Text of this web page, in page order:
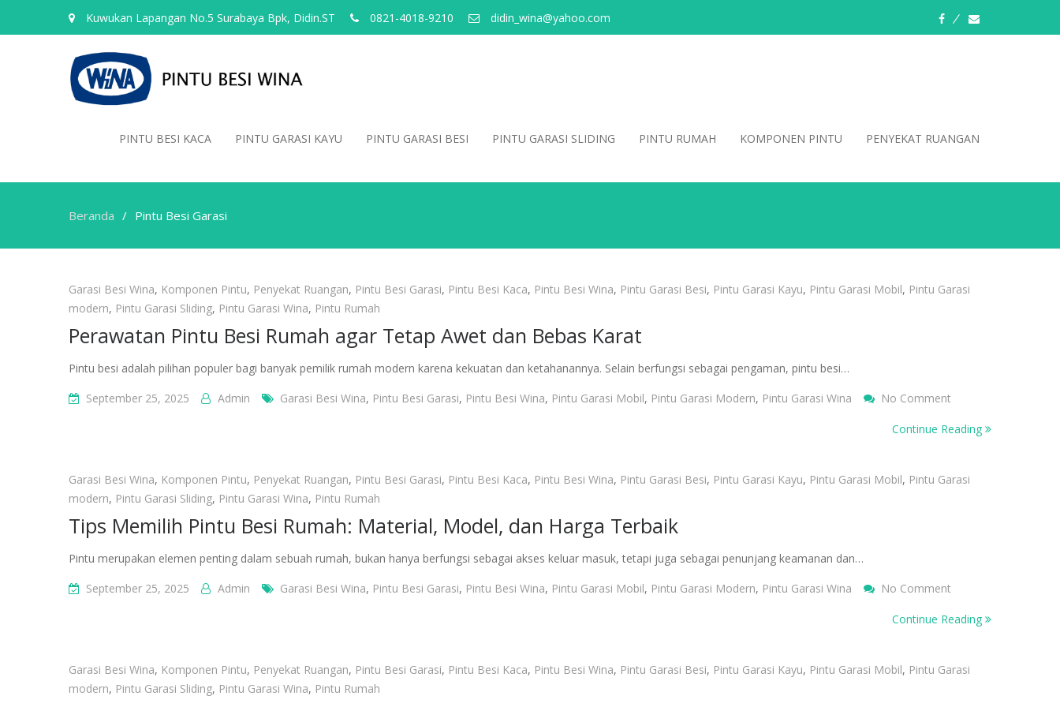
Kuwukan Lapangan No.5 Surabaya Bpk, Didin.ST 0821-4018-9210 didin_wina@yahoo.com
fb email
PINTU BESI KACA PINTU GARASI KAYU PINTU GARASI BESI PINTU GARASI SLIDING PINTU RUMAH KOMPONEN PINTU PENYEKAT RUANGAN
Beranda Pintu Besi Garasi
Pintu
Besi
Garasi
Garasi Besi Wina, Komponen Pintu, Penyekat Ruangan, Pintu Besi Garasi, Pintu Besi Kaca, Pintu Besi Wina, Pintu Garasi Besi, Pintu Garasi Kayu, Pintu Garasi Mobil, Pintu Garasi
modern, Pintu Garasi Sliding, Pintu Garasi Wina, Pintu Rumah
Perawatan Pintu Besi Rumah agar Tetap Awet dan Bebas Karat
Pintu besi adalah pilihan populer bagi banyak pemilik rumah modern karena kekuatan dan ketahanannya. Selain berfungsi sebagai pengaman, pintu besi…
September 25, 2025
Admin Garasi Besi Wina, Pintu Besi Garasi, Pintu Besi Wina, Pintu Garasi Mobil, Pintu Garasi Modern, Pintu Garasi Wina No Comment
Pintu
Rumah
Continue Reading
Garasi Besi Wina, Komponen Pintu, Penyekat Ruangan, Pintu Besi Garasi, Pintu Besi Kaca, Pintu Besi Wina, Pintu Garasi Besi, Pintu Garasi Kayu, Pintu Garasi Mobil, Pintu Garasi
modern, Pintu Garasi Sliding, Pintu Garasi Wina, Pintu Rumah
Tips Memilih Pintu Besi Rumah: Material, Model, dan Harga Terbaik
Pintu merupakan elemen penting dalam sebuah rumah, bukan hanya berfungsi sebagai akses keluar masuk, tetapi juga sebagai penunjang keamanan dan…
September 25, 2025
Admin Garasi Besi Wina, Pintu Besi Garasi, Pintu Besi Wina, Pintu Garasi Mobil, Pintu Garasi Modern, Pintu Garasi Wina No Comment
Memilih
Besi
Continue Reading
Garasi Besi Wina, Komponen Pintu, Penyekat Ruangan, Pintu Besi Garasi, Pintu Besi Kaca, Pintu Besi Wina, Pintu Garasi Besi, Pintu Garasi Kayu, Pintu Garasi Mobil, Pintu Garasi
modern, Pintu Garasi Sliding, Pintu Garasi Wina, Pintu Rumah